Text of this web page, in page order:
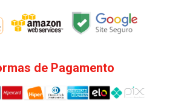
de Pagamento